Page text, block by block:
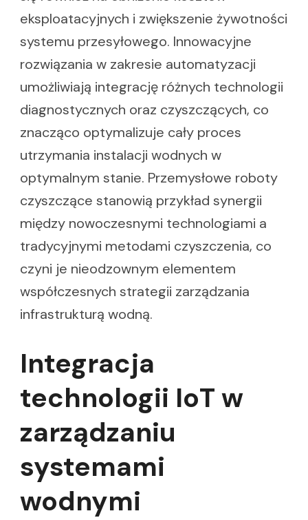
eksploatacyjnych i zwiększenie żywotności
systemu przesyłowego. Innowacyjne
rozwiązania w zakresie automatyzacji
umożliwiają integrację różnych technologii
diagnostycznych oraz czyszczących, co
znacząco optymalizuje cały proces
utrzymania instalacji wodnych w
optymalnym stanie. Przemysłowe roboty
czyszczące stanowią przykład synergii
między nowoczesnymi technologiami a
tradycyjnymi metodami czyszczenia, co
czyni je nieodzownym elementem
współczesnych strategii zarządzania
infrastrukturą wodną.
Integracja
technologii IoT w
zarządzaniu
systemami
wodnymi